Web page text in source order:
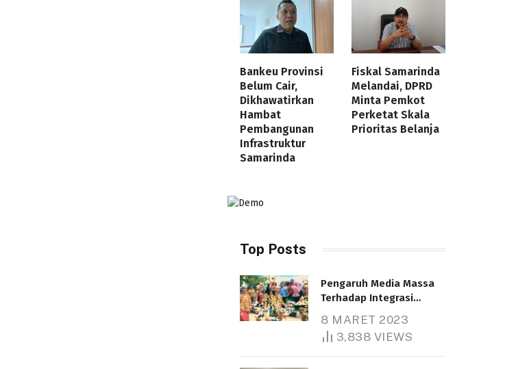
Bankeu Provinsi
Belum Cair,
Dikhawatirkan
Hambat
Pembangunan
Infrastruktur
Samarinda
Fiskal Samarinda
Melandai, DPRD
Minta Pemkot
Perketat Skala
Prioritas Belanja
Top Posts
Pengaruh Media Massa
Terhadap Integrasi
8 MARET 2023
3,838 VIEWS